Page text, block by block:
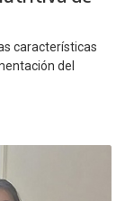
características
del